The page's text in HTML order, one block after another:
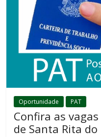
Oportunidade PAT
Confira as
de Santa Rita